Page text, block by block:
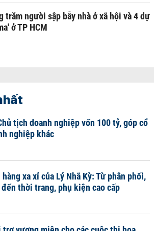
trăm người sập bẫy nhà ở xã hội và 4 dự
ở TP HCM
tịch doanh nghiệp vốn 100 tỷ, góp cổ
nghiệp khác
xa xỉ của Lý Nhã Kỳ: Từ phân phối,
thời trang, phụ kiện cao cấp